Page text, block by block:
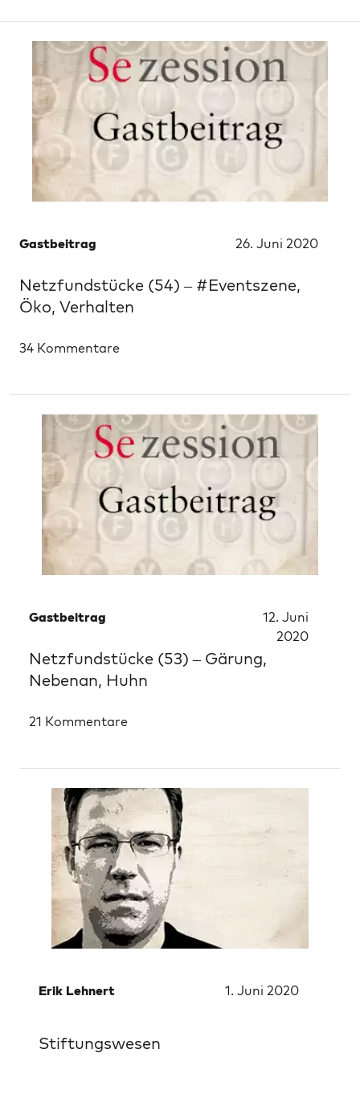
Gastbeitrag 26. Juni 2020
Netzfundstücke (54) – #Eventszene,
Öko, Verhalten
34 Kommentare
Gastbeitrag
12. Juni
2020
Netzfundstücke (53) – Gärung,
Nebenan, Huhn
21 Kommentare
Erik Lehnert 1. Juni 2020
Stiftungswesen